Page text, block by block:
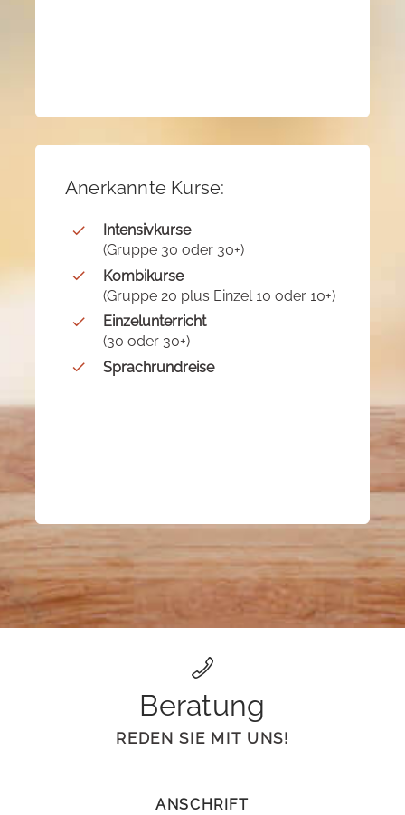
Anerkannte Kurse:
Intensivkurse
(Gruppe 30 oder 30+)
Kombikurse
(Gruppe 20 plus Einzel 10 oder 10+)
Einzelunterricht
(30 oder 30+)
Sprachrundreise
Beratung
REDEN SIE MIT UNS!
ANSCHRIFT